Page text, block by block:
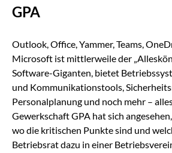
GPA
Outlook, Office, Yammer, Teams,
Microsoft ist mittlerweile der
Software-Giganten, bietet
und Kommunikationstools,
Personalplanung und noch mehr –
Gewerkschaft GPA hat sich
wo die kritischen Punkte sind und
Betriebsrat dazu in einer